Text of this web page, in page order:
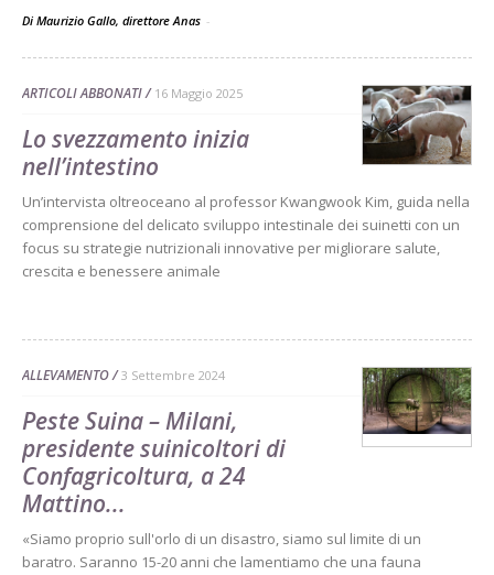
Di Maurizio Gallo, direttore Anas -
ARTICOLI ABBONATI 16 Maggio 2025
Lo svezzamento inizia
nell’intestino
Un’intervista oltreoceano al professor Kwangwook Kim, guida nella
comprensione del delicato sviluppo intestinale dei suinetti con un
focus su strategie nutrizionali innovative per migliorare salute,
crescita e benessere animale
ALLEVAMENTO 3 Settembre 2024
Peste Suina – Milani,
presidente suinicoltori di
Confagricoltura, a 24
Mattino...
«Siamo proprio sull'orlo di un disastro, siamo sul limite di un
baratro. Saranno 15-20 anni che lamentiamo che una fauna